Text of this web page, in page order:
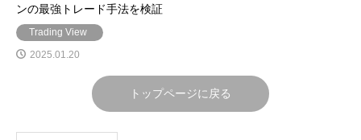
ンの最強トレード手法を検証
Trading View
2025.01.20
トップページに戻る